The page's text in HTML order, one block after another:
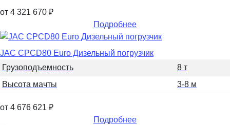
от 4 321 670 ₽
Подробнее
JAC CPCD80 Euro Дизельный погрузчик
Грузоподъемность
8 т
Высота мачты
3-8 м
от 4 676 621 ₽
Подробнее